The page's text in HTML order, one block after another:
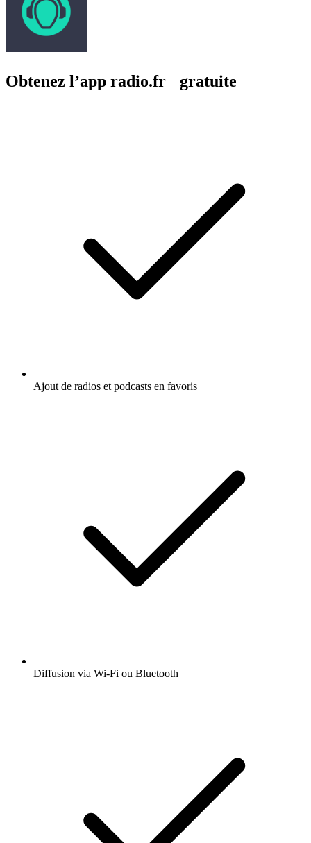
Obtenez l’app radio.fr gratuite
Ajout de radios et podcasts en favoris
Diffusion via Wi-Fi ou Bluetooth